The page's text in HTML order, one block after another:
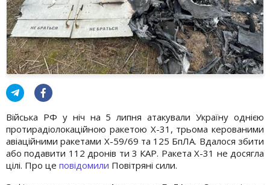
Війська РФ у ніч на 5 липня атакували Україну однією
протирадіолокаційною ракетою Х-31, трьома керованими
авіаційними ракетами Х-59/69 та 125 БпЛА. Вдалося збити
або подавити 112 дронів ти 3 КАР. Ракета Х-31 не досягла
цілі. Про це повідомили Повітряні сили.